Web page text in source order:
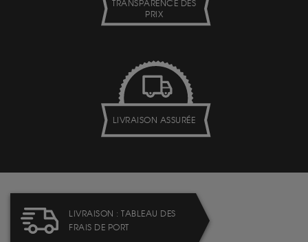
TRANSPARENCE DES
PRIX
LIVRAISON ASSURÉE
LIVRAISON : TABLEAU DES
FRAIS DE PORT